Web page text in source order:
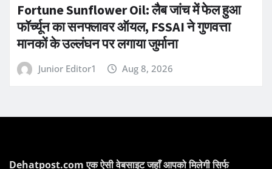
Fortune Sunflower Oil: लैब जांच में फेल हुआ
फॉर्च्यून का सनफ्लावर ऑयल, FSSAI ने गुणवत्ता
मानकों के उल्लंघन पर लगाया जुर्माना
Junior Editor1 Aug 8, 2026
Dehatpost.com एक ऐसी वेबसाइट जहाँ आपको मिलेगी सिर्फ